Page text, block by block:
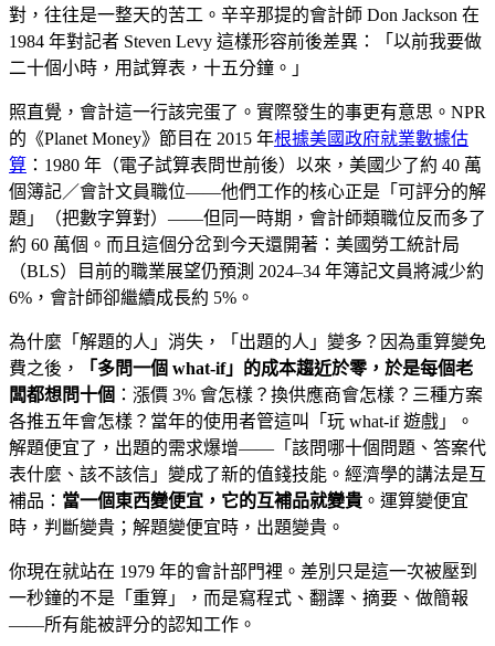
對，往往是一整天的苦工。辛辛那提的會計師 Don Jackson 在
1984 年對記者 Steven Levy 這樣形容前後差異：「以前我要做
二十個小時，用試算表，十五分鐘。」
照直覺，會計這一行該完蛋了。實際發生的事更有意思。NPR
的《Planet Money》節目在 2015 年根據美國政府就業數據估
算 ：1980 年（電子試算表問世前後）以來，美國少了約 40 萬
個簿記／會計文員職位——他們工作的核心正是「可評分的解
題」（把數字算對）——但同一時期，會計師類職位反而多了
約 60 萬個。而且這個分岔到今天還開著：美國勞工統計局
（BLS）目前的職業展望仍預測 2024–34 年簿記文員將減少約
6%，會計師卻繼續成長約 5%。
為什麼「解題的人」消失，「出題的人」變多？因為重算變免
費之後，
「多問一個 what-if」的成本趨近於零，於是每個老
闆都想問十個 ：漲價 3% 會怎樣？換供應商會怎樣？三種方案
各推五年會怎樣？當年的使用者管這叫「玩 what-if 遊戲」。
解題便宜了，出題的需求爆增——「該問哪十個問題、答案代
表什麼、該不該信」變成了新的值錢技能。經濟學的講法是互
補品： 當一個東西變便宜，它的互補品就變貴 。運算變便宜
時，判斷變貴；解題變便宜時，出題變貴。
你現在就站在 1979 年的會計部門裡。差別只是這一次被壓到
一秒鐘的不是「重算」，而是寫程式、翻譯、摘要、做簡報
——所有能被評分的認知工作。